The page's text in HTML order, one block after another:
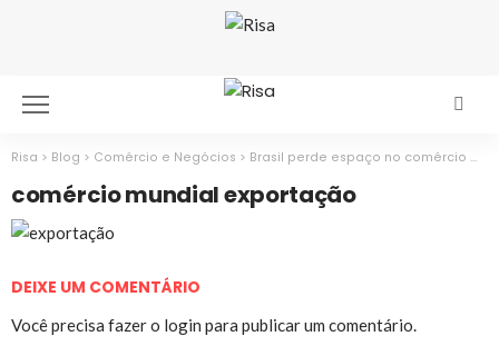
Risa > Blog > Comércio e Negócios > Brasil perde espaço no comércio mundial, aponta BID
comércio mundial exportação
DEIXE UM COMENTÁRIO
Você precisa fazer o login para publicar um comentário.